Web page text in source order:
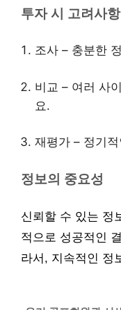
투자 시 고려사항
조사 – 충분한
비교 – 여러 사
요.
재평가 – 정기
정보의 중요성
신뢰할 수 있는 정
적으로 성공적인
라서, 지속적인 정